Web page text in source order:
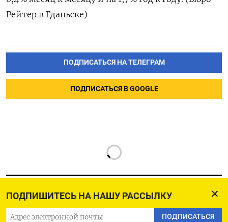
ПОДПИШИТЕСЬ НА НАШУ РАССЫЛКУ
ПОДПИСАТЬСЯ
Рейтер в Гданьске)
ПОДПИСАТЬСЯ НА ТЕЛЕГРАМ
ПОДПИСАТЬСЯ В GOOGLE
РУССКАЯ СЛУЖБА